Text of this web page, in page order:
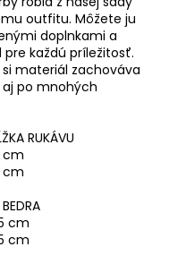
outfitu. Môžete ju
doplnkami a
každú príležitosť.
materiál zachováva
po mnohých
RUKÁVU
cm
cm
cm
cm